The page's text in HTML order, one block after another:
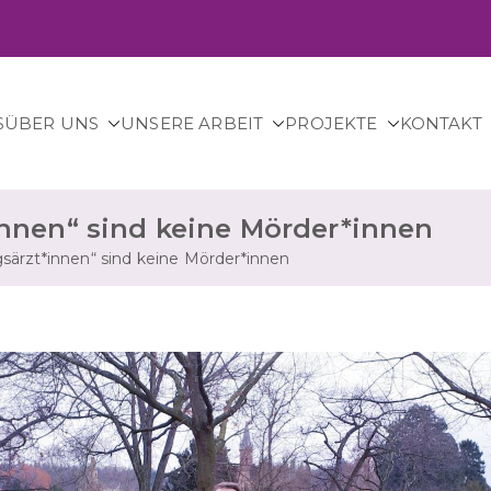
ÜBER UNS UNSERE ARBEIT PROJEKTE KONTAKT
sind keine Mörder*innen
sind keine Mörder*innen